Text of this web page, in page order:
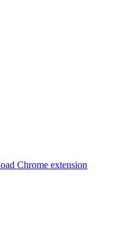
Chrome extension